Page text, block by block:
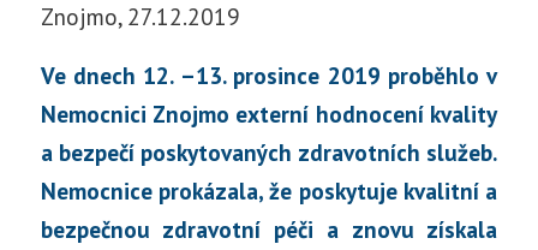
Znojmo, 27.12.2019
Ve dnech 12. –13. prosince 2019 proběhlo v
Nemocnici Znojmo externí hodnocení kvality
a bezpečí poskytovaných zdravotních služeb.
Nemocnice prokázala, že poskytuje kvalitní a
bezpečnou zdravotní péči a znovu získala